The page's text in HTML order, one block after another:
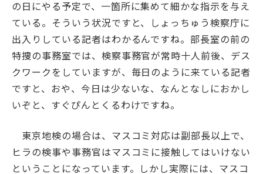
の日にやる予定で、一箇所に集めて細かな指示を与え
ている。そういう状況ですと、しょっちゅう検察庁に
出入りしている記者はわかるんですね。部長室の前の
特捜の事務室では、検察事務官が常時十人前後、デス
クワークをしていますが、毎日のように来ている記者
ですと、おや、今日は少ないな、なんとなしにおかし
いぞと、すぐぴんとくるわけですね。
東京地検の場合は、マスコミ対応は副部長以上で、
ヒラの検事や事務官はマスコミに接触してはいけない
ということになっています。しかし実際には、マスコ